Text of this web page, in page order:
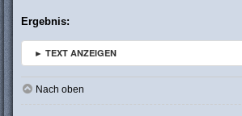
Ergebnis:
► TEXT ANZEIGEN
Nach oben